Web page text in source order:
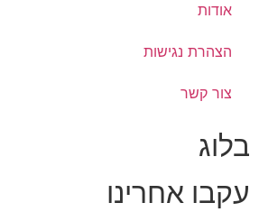
אודות
הצהרת נגישות
צור קשר
בלוג
עקבו אחרינו